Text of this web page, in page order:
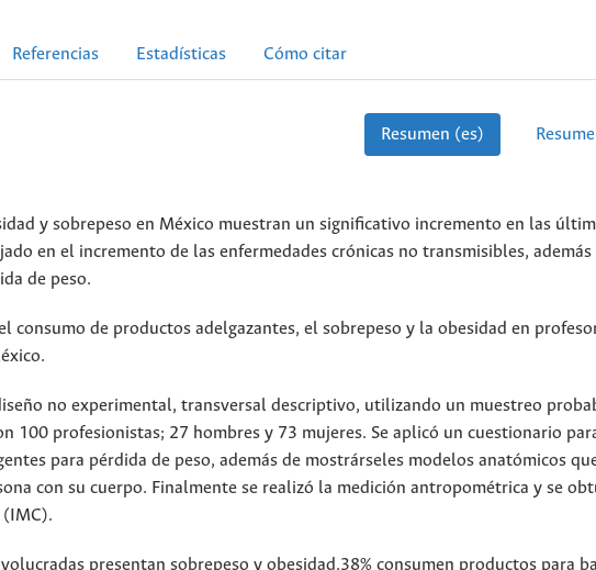
Referencias Estadísticas Cómo citar
Resumen (es)
y sobrepeso en México muestran un significativo incremento en las
en el incremento de las enfermedades crónicas no transmisibles, además
de peso.
consumo de productos adelgazantes, el sobrepeso y la obesidad en
no experimental, transversal descriptivo, utilizando un muestreo
100 profesionistas; 27 hombres y 73 mujeres. Se aplicó un cuestionario
para pérdida de peso, además de mostrárseles modelos anatómicos
con su cuerpo. Finalmente se realizó la medición antropométrica y se
(IMC).
presentan sobrepeso y obesidad.38% consumen productos para